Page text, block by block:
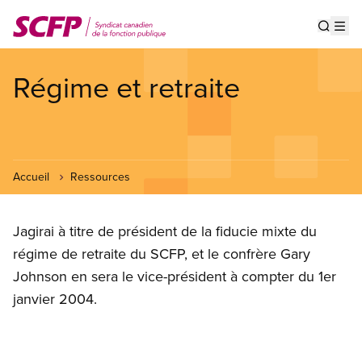
au
contenu
Régime et retraite
Accueil Ressources
Jagirai à titre de président de la fiducie mixte du
régime de retraite du SCFP, et le confrère Gary
Johnson en sera le vice-président à compter du 1er
janvier 2004.